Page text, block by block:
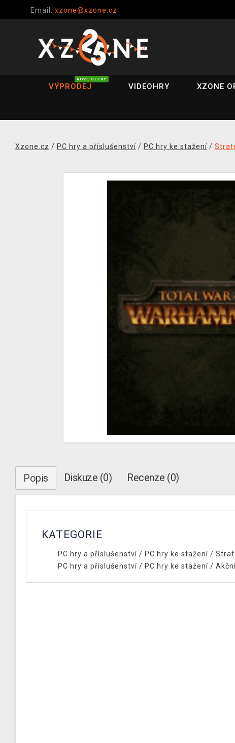
Email: xzone@xzone.cz
VÝPRODEJ
NOVÉ SLEVY
VIDEOHRY XZONE
Xzone.cz / PC hry a příslušenství / PC hry ke stažení /
Popis Diskuze (0) Recenze (0)
KATEGORIE
PC hry a příslušenství/ PC hry ke stažení/
PC hry a příslušenství/ PC hry ke stažení/